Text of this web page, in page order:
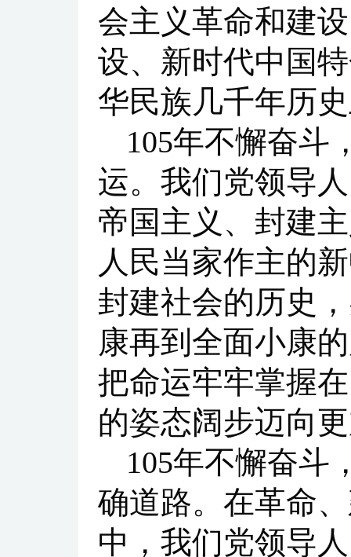
会主义革命和建
设、新时代中国
华民族几千年历
105年不懈奋斗
运。我们党领导
帝国主义、封建
人民当家作主的
封建社会的历史
康再到全面小康
把命运牢牢掌握
的姿态阔步迈向
105年不懈奋斗
确道路。在革命
中，我们党领导